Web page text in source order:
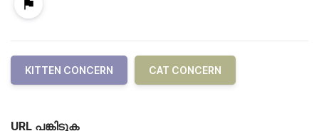
KITTEN CONCERN CAT CONCERN
URL പങ്കിടുക